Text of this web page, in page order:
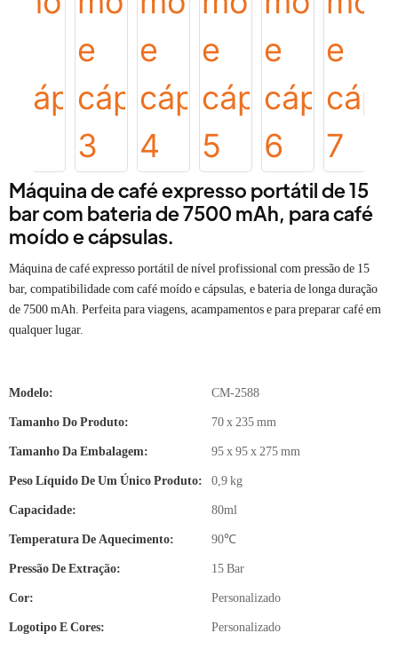
Máquina de café expresso portátil de 15
bar com bateria de 7500 mAh, para café
moído e cápsulas.
Máquina de café expresso portátil de nível profissional com pressão de 15
bar, compatibilidade com café moído e cápsulas, e bateria de longa duração
de 7500 mAh. Perfeita para viagens, acampamentos e para preparar café em
qualquer lugar.
Modelo: CM-2588
Tamanho Do Produto: 70 x 235 mm
Tamanho Da Embalagem: 95 x 95 x 275 mm
Peso Líquido De Um Único Produto: 0,9 kg
Capacidade: 80ml
Temperatura De Aquecimento: 90℃
Pressão De Extração: 15 Bar
Cor: Personalizado
Logotipo E Cores: Personalizado